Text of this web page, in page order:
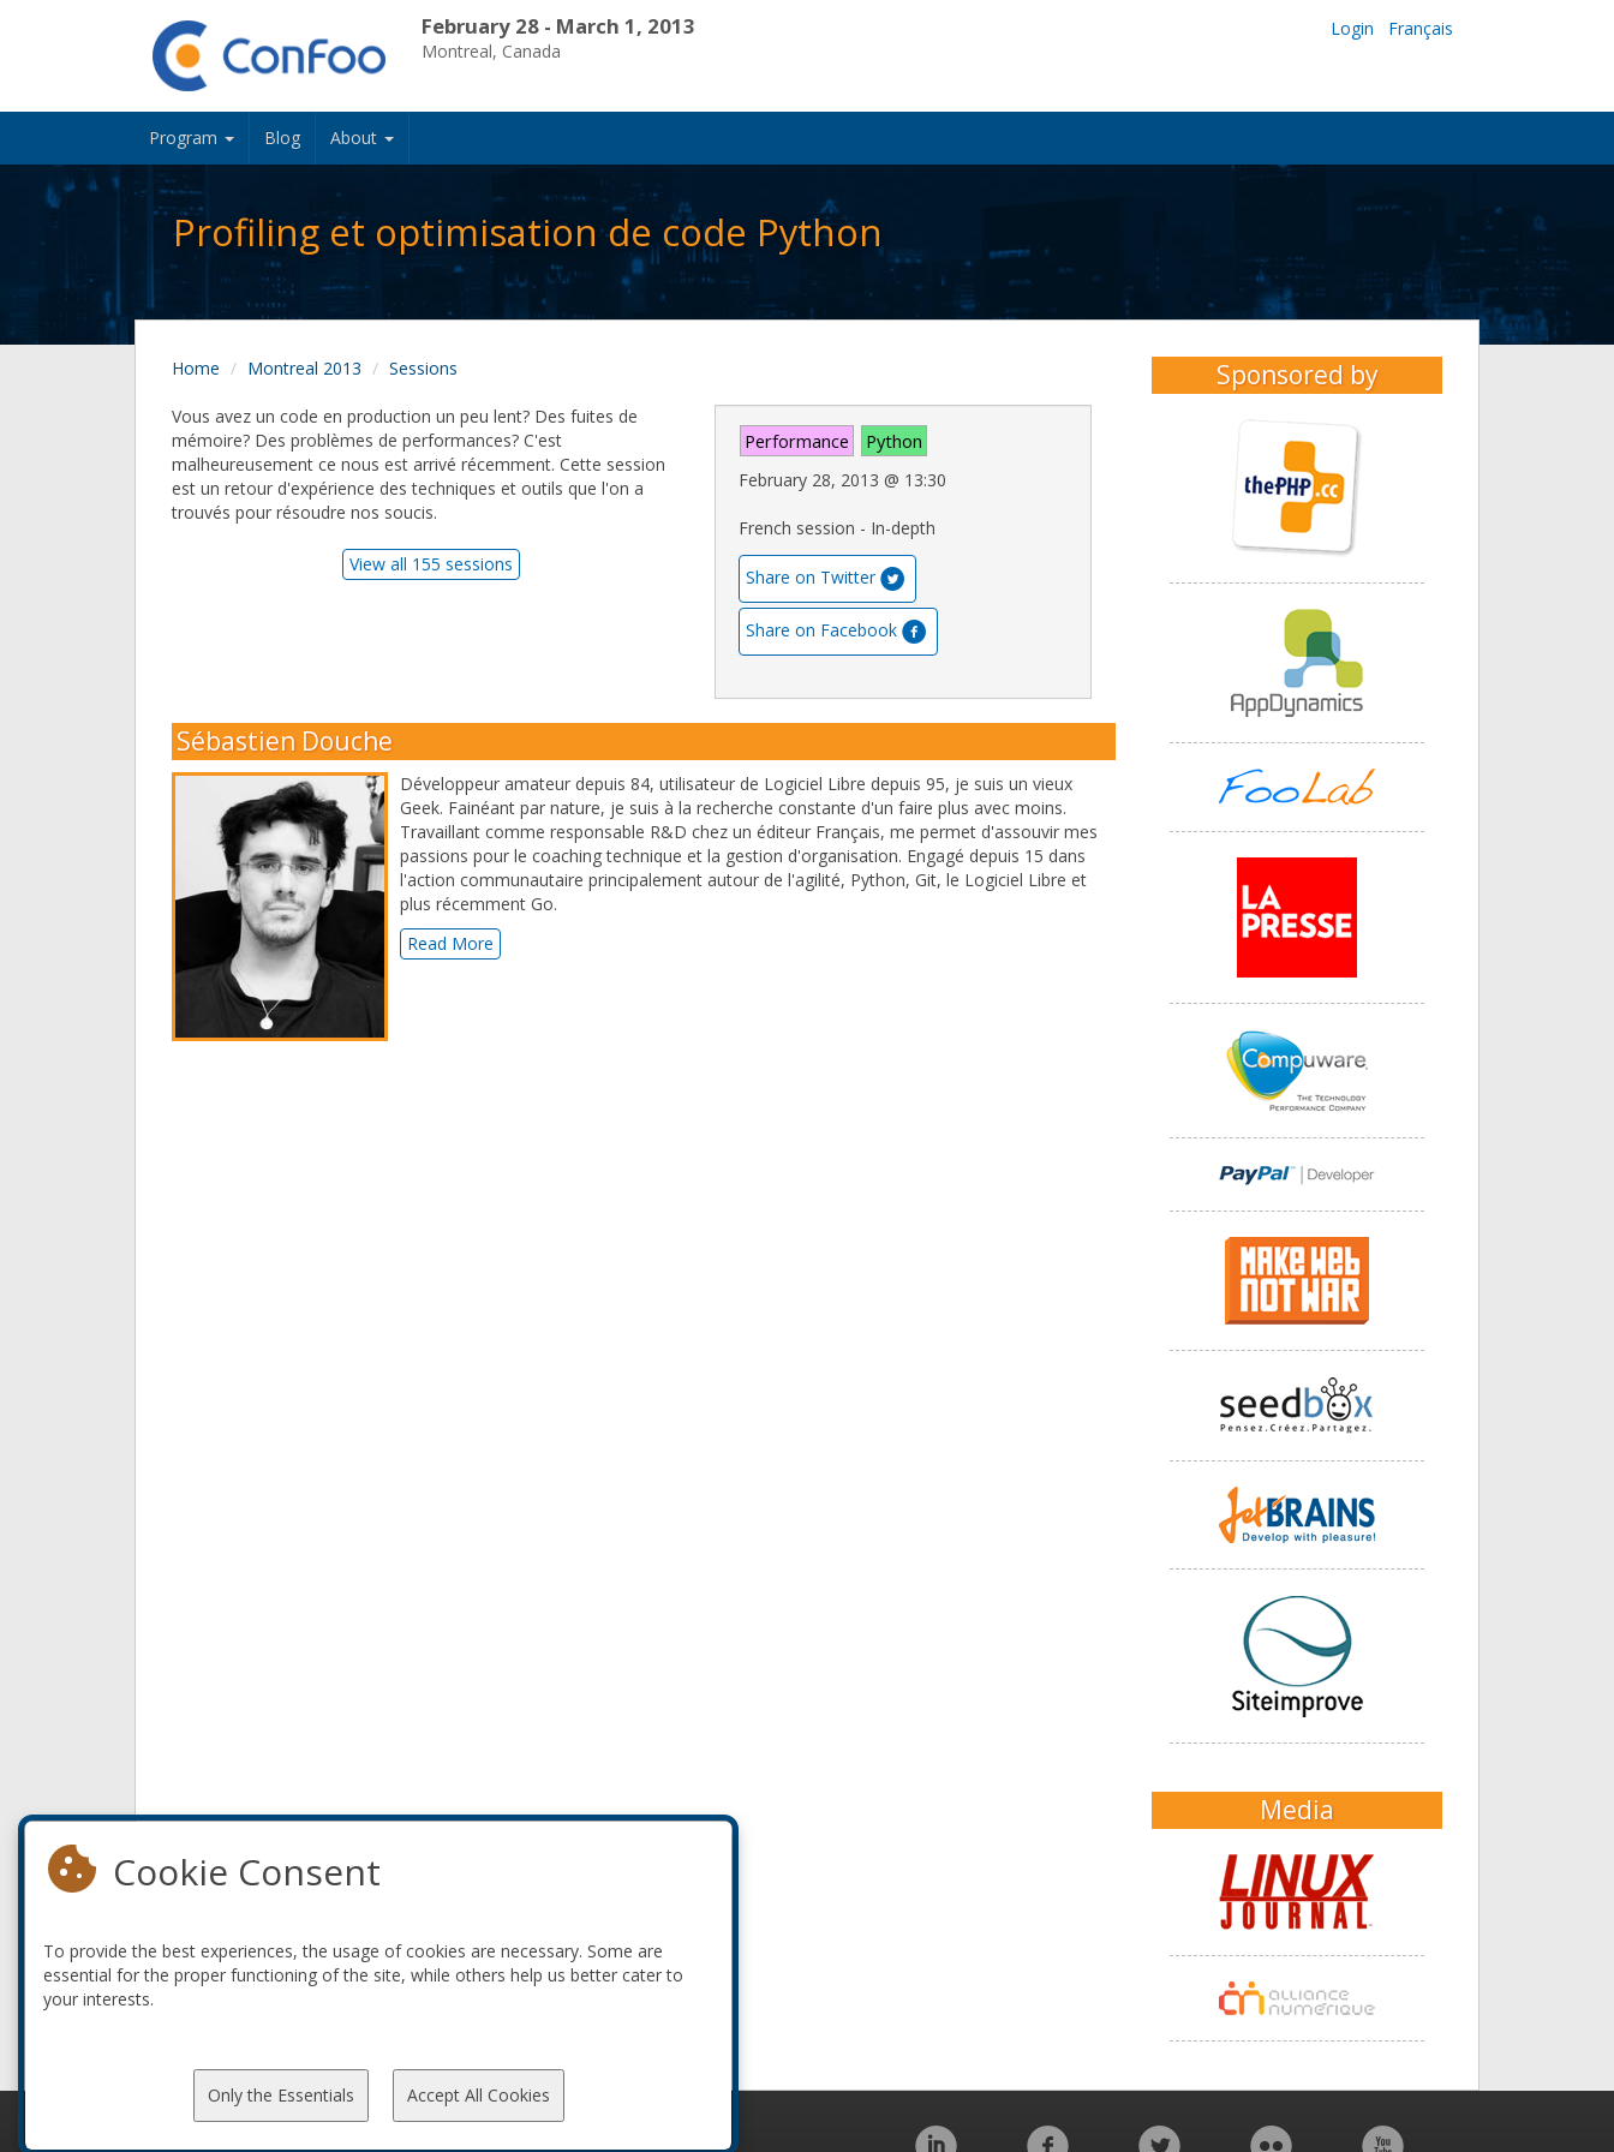
February 28 - March 1, 2013
Montreal, Canada
Login Français
Program Blog About
Profiling et optimisation de code Python
Home Montreal 2013 Sessions
Performance Python
February 28, 2013 @ 13:30
French session - In-depth
Share on Twitter
Share on Facebook
Vous avez un code en production un peu lent? Des fuites de
mémoire? Des problèmes de performances? C'est
malheureusement ce nous est arrivé récemment. Cette session
est un retour d'expérience des techniques et outils que l'on a
trouvés pour résoudre nos soucis.
View all 155 sessions
Sébastien Douche
Développeur amateur depuis 84, utilisateur de Logiciel Libre depuis 95, je suis un vieux
Geek. Fainéant par nature, je suis à la recherche constante d'un faire plus avec moins.
Travaillant comme responsable R&D chez un éditeur Français, me permet d'assouvir mes
passions pour le coaching technique et la gestion d'organisation. Engagé depuis 15 dans
l'action communautaire principalement autour de l'agilité, Python, Git, le Logiciel Libre et
plus récemment Go.
Read More
Sponsored by
Media
Cookie Consent
To provide the best experiences, the usage of cookies are necessary. Some are
essential for the proper functioning of the site, while others help us better cater to
your interests.
Only the Essentials Accept All Cookies